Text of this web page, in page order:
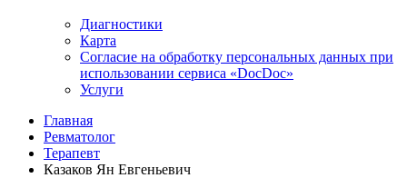
Диагностики
Карта
Согласие на обработку персональных данных при
использовании сервиса «DocDoc»
Услуги
Главная
Ревматолог
Терапевт
Казаков Ян Евгеньевич